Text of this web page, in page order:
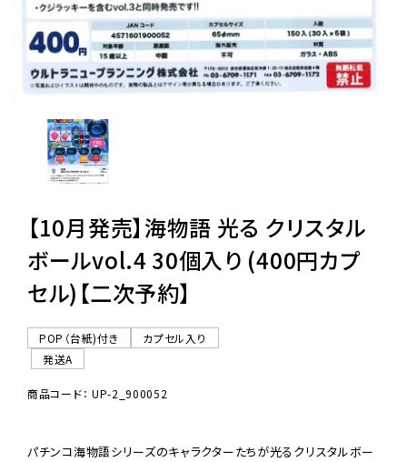
よくあるご質問
ご利用ガイド
06-6282-7659
【10月発売】海物語 光る クリスタル
ボールvol.4 30個入り (400円カプ
セル)【二次予約】
POP（台紙)付き
カプセル入り
発送A
商品コード： UP-2_900052
パチンコ海物語シリーズのキャラクターたちが光るクリスタルボー